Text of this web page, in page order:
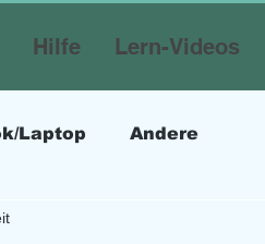
Hilfe Lern-Videos
Laptop Andere